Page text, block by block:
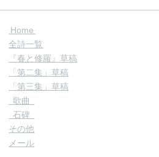
Home
全詩一覧
『春と修羅』草稿
「第二集」草稿
「第三集」草稿
歌曲
石碑
その他
メール